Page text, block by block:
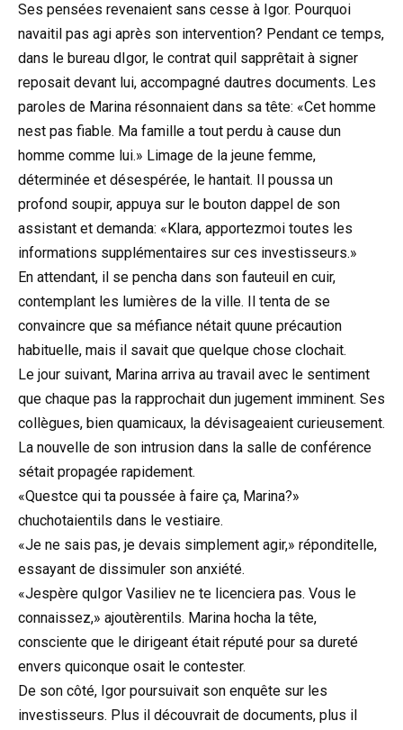
Ses pensées revenaient sans cesse à Igor. Pourquoi
navaitil pas agi après son intervention? Pendant ce temps,
dans le bureau dIgor, le contrat quil sapprêtait à signer
reposait devant lui, accompagné dautres documents. Les
paroles de Marina résonnaient dans sa tête: «Cet homme
nest pas fiable. Ma famille a tout perdu à cause dun
homme comme lui.» Limage de la jeune femme,
déterminée et désespérée, le hantait. Il poussa un
profond soupir, appuya sur le bouton dappel de son
assistant et demanda: «Klara, apportezmoi toutes les
informations supplémentaires sur ces investisseurs.»
En attendant, il se pencha dans son fauteuil en cuir,
contemplant les lumières de la ville. Il tenta de se
convaincre que sa méfiance nétait quune précaution
habituelle, mais il savait que quelque chose clochait.
Le jour suivant, Marina arriva au travail avec le sentiment
que chaque pas la rapprochait dun jugement imminent. Ses
collègues, bien quamicaux, la dévisageaient curieusement.
La nouvelle de son intrusion dans la salle de conférence
sétait propagée rapidement.
«Questce qui ta poussée à faire ça, Marina?»
chuchotaientils dans le vestiaire.
«Je ne sais pas, je devais simplement agir,» réponditelle,
essayant de dissimuler son anxiété.
«Jespère quIgor Vasiliev ne te licenciera pas. Vous le
connaissez,» ajoutèrentils. Marina hocha la tête,
consciente que le dirigeant était réputé pour sa dureté
envers quiconque osait le contester.
De son côté, Igor poursuivait son enquête sur les
investisseurs. Plus il découvrait de documents, plus il